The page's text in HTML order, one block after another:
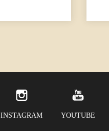
INSTAGRAM YOUTUBE